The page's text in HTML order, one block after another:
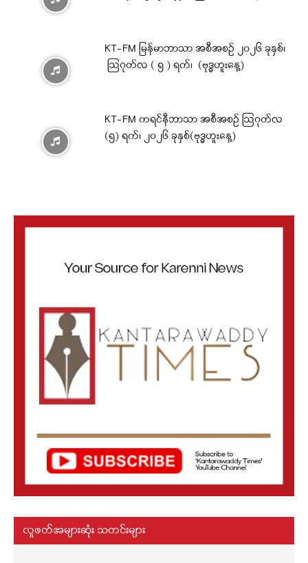
KT-FM မြန်မာဘာသာ အစီအစဉ် ၂၀၂၆ ခုနှစ်၊
ဩဂုတ်လ ( ၅ ) ရက်၊ (ဗုဒ္ဓဟူးနေ့)
KT-FM ကရင်နီဘာသာ အစီအစဉ် ဩဂုတ်လ
(၅) ရက်၊ ၂၀၂၆ ခုနှစ်(ဗုဒ္ဓဟူးနေ့)
လူဖတ်အများဆုံး သတင်းများ